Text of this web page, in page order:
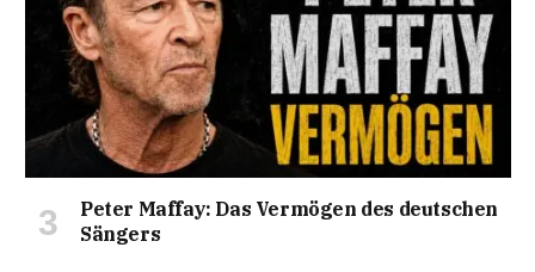
Peter Maffay: Das Vermögen des deutschen
Sängers